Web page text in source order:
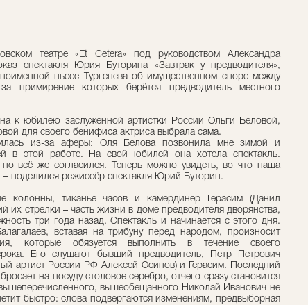
театре «Et Cetera» под руководством Александра
спектакля Юрия Буторина «Завтрак у предводителя»,
пьесе Тургенева об имущественном споре между
примирение которых берётся предводитель местного
к юбилею заслуженной артистки России Ольги Беловой,
для своего бенифиса актриса выбрала сама.
из-за аферы: Оля Белова позвонила мне зимой и
в этой работе. На свой юбилей она хотела спектакль.
но всё же согласился. Теперь можно увидеть, во что наша
– поделился режиссёр спектакля Юрий Буторин.
колонны, тиканье часов и камердинер Герасим (Данил
их стрелки – часть жизни в доме предводителя дворянства,
три года назад. Спектакль и начинается с этого дня.
вставая на трибуну перед народом, произносит
которые обязуется выполнить в течение своего
Его слушают бывший предводитель, Петр Петрович
артист России РФ Алексей Осипов) и Герасим. Последний
на посуду столовое серебро, отчего сразу становится
вышеобещанного Николай Иванович не
быстро: слова подвергаются изменениям, предвыборная